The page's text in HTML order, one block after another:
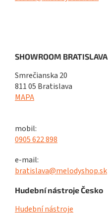
SHOWROOM BRATISLAVA
Smrečianska 20
811 05 Bratislava
MAPA
mobil:
0905 622 898
e-mail:
bratislava@melodyshop.sk
Hudební nástroje Česko
Hudební nástroje